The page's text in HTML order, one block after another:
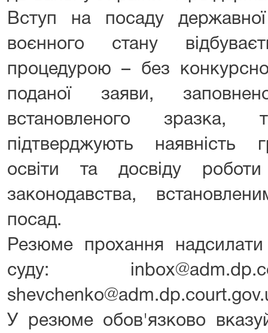
Вступ на посаду
воєнного стану
процедурою – без
поданої заяви,
встановленого
підтверджують наявність
освіти та досвіду
законодавства,
посад.
Резюме прохання
суду:
У резюме обов'язково